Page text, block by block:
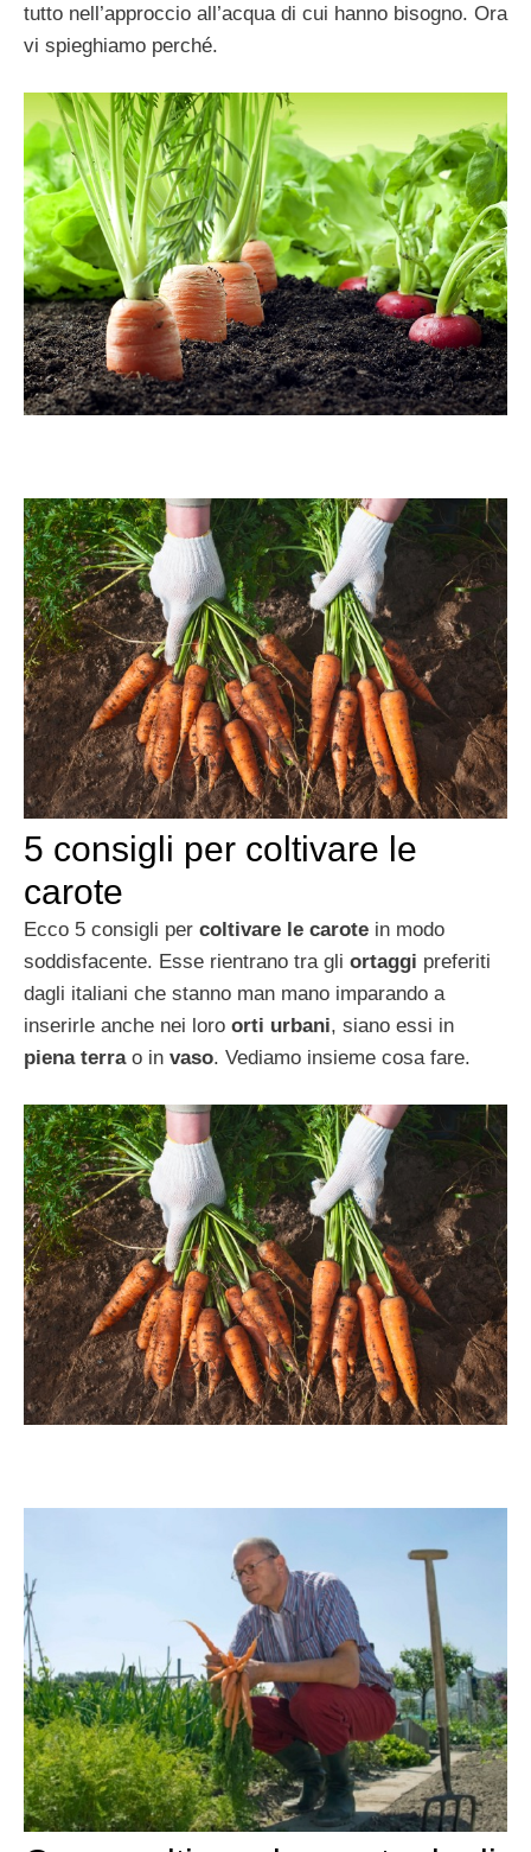
tutto nell’approccio all’acqua di cui hanno bisogno. Ora
vi spieghiamo perché.
5 consigli per coltivare le
carote
Ecco 5 consigli per coltivare le carote in modo
soddisfacente. Esse rientrano tra gli ortaggi preferiti
dagli italiani che stanno man mano imparando a
inserirle anche nei loro orti urbani, siano essi in
piena terrao in vaso. Vediamo insieme cosa fare.